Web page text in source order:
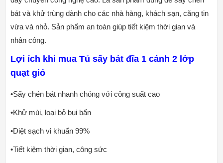
bát và khử trùng dành cho các nhà hàng, khách sạn, căng tin
vừa và nhỏ. Sản phẩm an toàn giúp tiết kiệm thời gian và
nhân công.
Lợi ích khi mua Tủ sấy bát đĩa 1 cánh 2 lớp
quạt gió
•Sấy chén bát nhanh chóng với công suất cao
•Khử mùi, loại bỏ bụi bẩn
•Diệt sạch vi khuẩn 99%
•Tiết kiệm thời gian, công sức